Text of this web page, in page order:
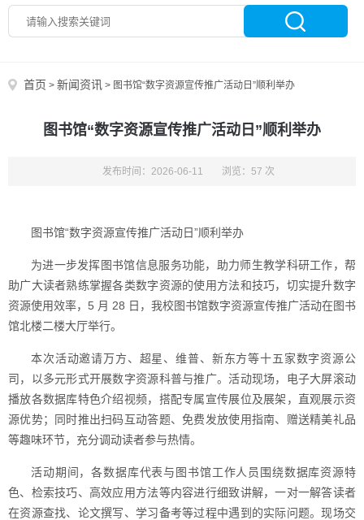
首页 > 新闻资讯 > 图书馆“数字资源宣传推广活动日”顺利举办
图书馆“数字资源宣传推广活动日”顺利举办
发布时间：2026-06-11 浏览：57 次
图书馆“数字资源宣传推广活动日”顺利举办
为进一步发挥图书馆信息服务功能，助力师生教学科研工作，帮
助广大读者熟练掌握各类数字资源的使用方法和技巧，切实提升数字
资源使用效率，5 月 28 日，我校图书馆数字资源宣传推广活动在图书
馆北楼二楼大厅举行。
本次活动邀请万方、超星、维普、新东方等十五家数字资源公
司，以多元形式开展数字资源科普与推广。活动现场，电子大屏滚动
播放各数据库特色介绍视频，搭配专属宣传展位及展架，直观展示资
源优势；同时推出扫码互动答题、免费发放使用指南、赠送精美礼品
等趣味环节，充分调动读者参与热情。
活动期间，各数据库代表与图书馆工作人员围绕数据库资源特
色、检索技巧、高效应用方法等内容进行细致讲解，一对一解答读者
在资源查找、论文撰写、学习备考等过程中遇到的实际问题。现场交